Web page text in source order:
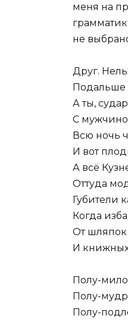
меня на
не
Друг.
Подальше
А ты,
С
Всю ночь
И вот
А всё
Оттуда
Губители
Когда
От шляпок
И книжных
Полу-
Полу-
Полу-